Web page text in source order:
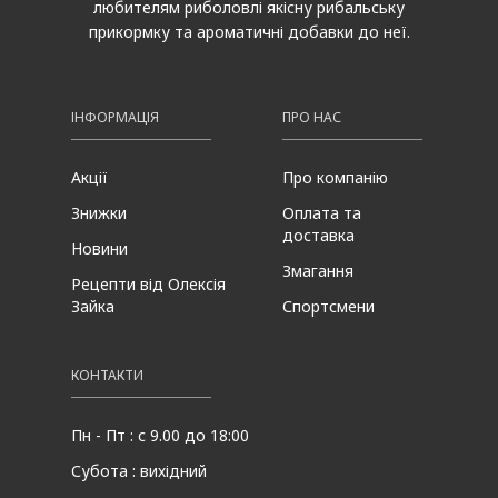
любителям риболовлі якісну рибальську
прикормку та ароматичні добавки до неї.
ІНФОРМАЦІЯ
Акції
Знижки
Новини
Рецепти від Олексія
Зайка
ПРО НАС
Про компанію
Оплата та
доставка
Змагання
Спортсмени
КОНТАКТИ
Пн - Пт : с 9.00 до 18:00
Субота : вихідний